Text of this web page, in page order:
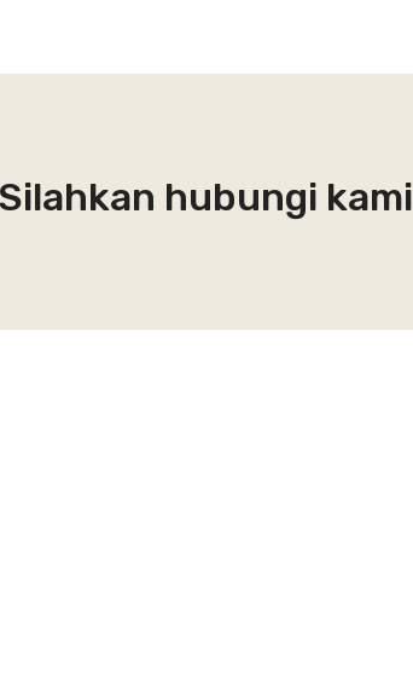
hubungi kami